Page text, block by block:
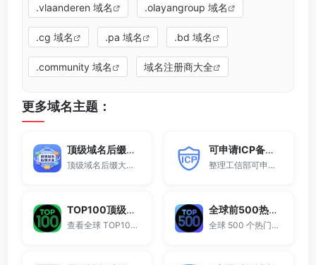
.vlaanderen 域名 .olayangroup 域名
.cg 域名 .pa 域名 .bd 域名
.community 域名 域名注册商大全
更多域名主题：
顶级域名后缀大全
顶级域名后缀大全收录全球已开放注册的所有TLD后缀，包括gTLD、ccTLD、品牌域名后缀等。
可申请ICP备案域名后缀大全
整理工信部可申请ICP网站备案的域名后缀大全。
TOP100顶级域名后缀排名榜
查看全球 TOP100 域名后缀。
全球前500热门域名后缀排行
全球 500 个热门域名后缀排名，展示注册量排行、是否可备案、适用范围与用途简介，帮助企业与个人在 2025 年快速选择合适的顶级域名。